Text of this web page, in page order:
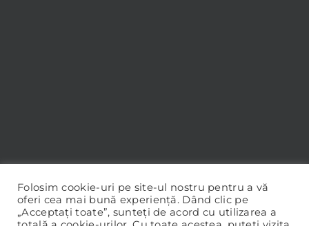
Folosim cookie-uri pe site-ul nostru pentru a vă
oferi cea mai bună experiență. Dând clic pe
„Acceptați toate”, sunteți de acord cu utilizarea a